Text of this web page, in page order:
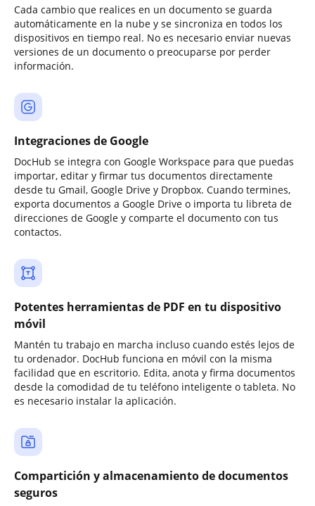
Cada cambio que realices en un documento se guarda
automáticamente en la nube y se sincroniza en todos los
dispositivos en tiempo real. No es necesario enviar nuevas
versiones de un documento o preocuparse por perder
información.
Integraciones de Google
DocHub se integra con Google Workspace para que puedas
importar, editar y firmar tus documentos directamente
desde tu Gmail, Google Drive y Dropbox. Cuando termines,
exporta documentos a Google Drive o importa tu libreta de
direcciones de Google y comparte el documento con tus
contactos.
Potentes herramientas de PDF en tu dispositivo
móvil
Mantén tu trabajo en marcha incluso cuando estés lejos de
tu ordenador. DocHub funciona en móvil con la misma
facilidad que en escritorio. Edita, anota y firma documentos
desde la comodidad de tu teléfono inteligente o tableta. No
es necesario instalar la aplicación.
Compartición y almacenamiento de documentos
seguros